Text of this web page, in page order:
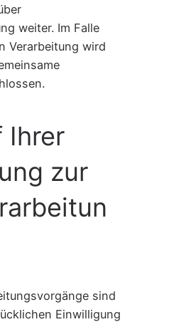
weiter. Im Falle
Verarbeitung wird
Ihrer
zur
sind
Einwilligung